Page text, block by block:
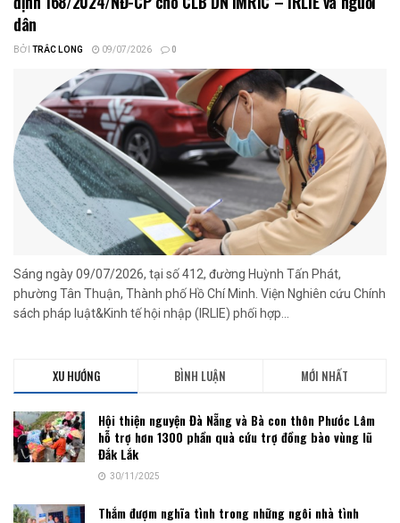
dân
BỞI TRẮC LONG 09/07/2026 0
Sáng ngày 09/07/2026, tại số 412, đường Huỳnh Tấn Phát,
phường Tân Thuận, Thành phố Hồ Chí Minh. Viện Nghiên cứu Chính
sách pháp luật&Kinh tế hội nhập (IRLIE) phối hợp...
XU HƯỚNG BÌNH LUẬN MỚI NHẤT
Hội thiện nguyện Đà Nẵng và Bà con thôn Phước Lâm
hỗ trợ hơn 1300 phần quà cứu trợ đồng bào vùng lũ
Đắk Lắk
30/11/2025
Thắm đượm nghĩa tình trong những ngôi nhà tình